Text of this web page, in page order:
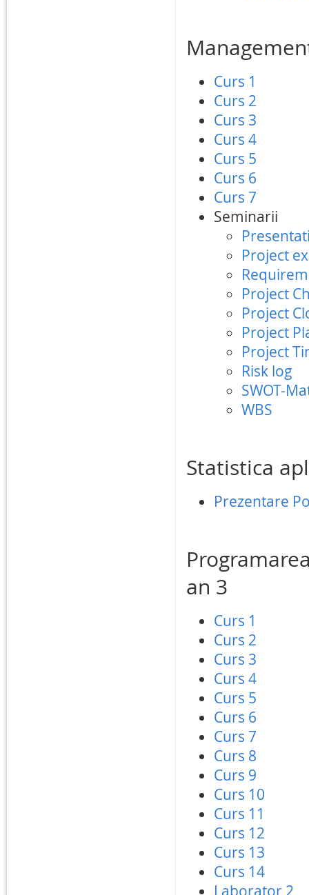
Curs 1
Curs 2
Curs 3
Curs 4
Curs 5
Curs 6
Curs 7
Seminarii
Project
Project
Project
Project
Project
Risk log
SWOT-
WBS
Statistica
Prezentare
an 3
Curs 1
Curs 2
Curs 3
Curs 4
Curs 5
Curs 6
Curs 7
Curs 8
Curs 9
Curs 10
Curs 11
Curs 12
Curs 13
Curs 14
Laborator 2